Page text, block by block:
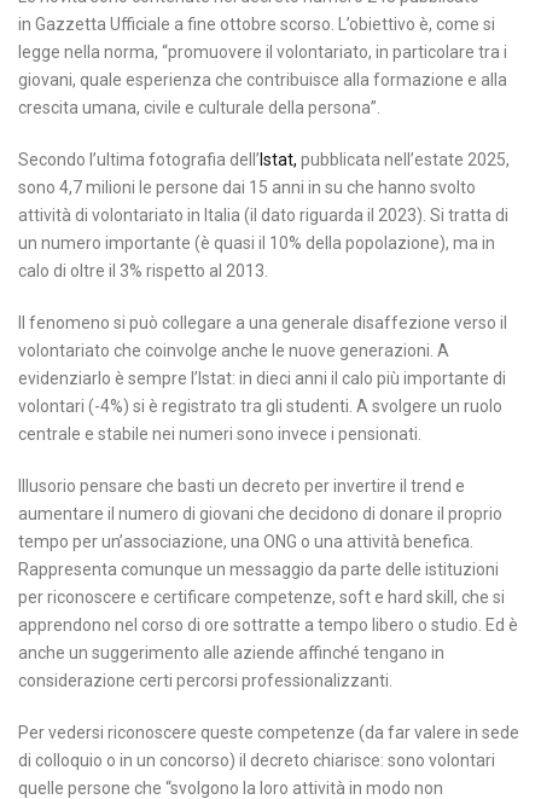
in Gazzetta Ufficiale a fine ottobre scorso. L’obiettivo è, come si
legge nella norma, “promuovere il volontariato, in particolare tra i
giovani, quale esperienza che contribuisce alla formazione e alla
crescita umana, civile e culturale della persona”.
Secondo l’ultima fotografia dell’ Istat, pubblicata nell’estate 2025,
sono 4,7 milioni le persone dai 15 anni in su che hanno svolto
attività di volontariato in Italia (il dato riguarda il 2023). Si tratta di
un numero importante (è quasi il 10% della popolazione), ma in
calo di oltre il 3% rispetto al 2013.
Il fenomeno si può collegare a una generale disaffezione verso il
volontariato che coinvolge anche le nuove generazioni. A
evidenziarlo è sempre l’Istat: in dieci anni il calo più importante di
volontari (-4%) si è registrato tra gli studenti. A svolgere un ruolo
centrale e stabile nei numeri sono invece i pensionati.
Illusorio pensare che basti un decreto per invertire il trend e
aumentare il numero di giovani che decidono di donare il proprio
tempo per un’associazione, una ONG o una attività benefica.
Rappresenta comunque un messaggio da parte delle istituzioni
per riconoscere e certificare competenze, soft e hard skill, che si
apprendono nel corso di ore sottratte a tempo libero o studio. Ed è
anche un suggerimento alle aziende affinché tengano in
considerazione certi percorsi professionalizzanti.
Per vedersi riconoscere queste competenze (da far valere in sede
di colloquio o in un concorso) il decreto chiarisce: sono volontari
quelle persone che “svolgono la loro attività in modo non